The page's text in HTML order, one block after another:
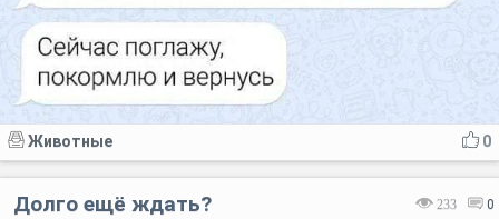
0
Животные
233 0
Долго ещё ждать?⁠⁠